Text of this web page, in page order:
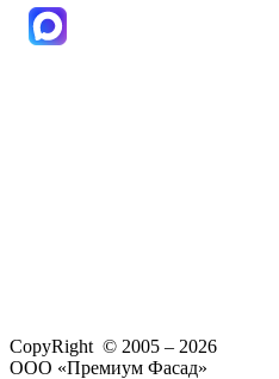
CopyRight © 2005 – 2026
ООО «Премиум Фасад»